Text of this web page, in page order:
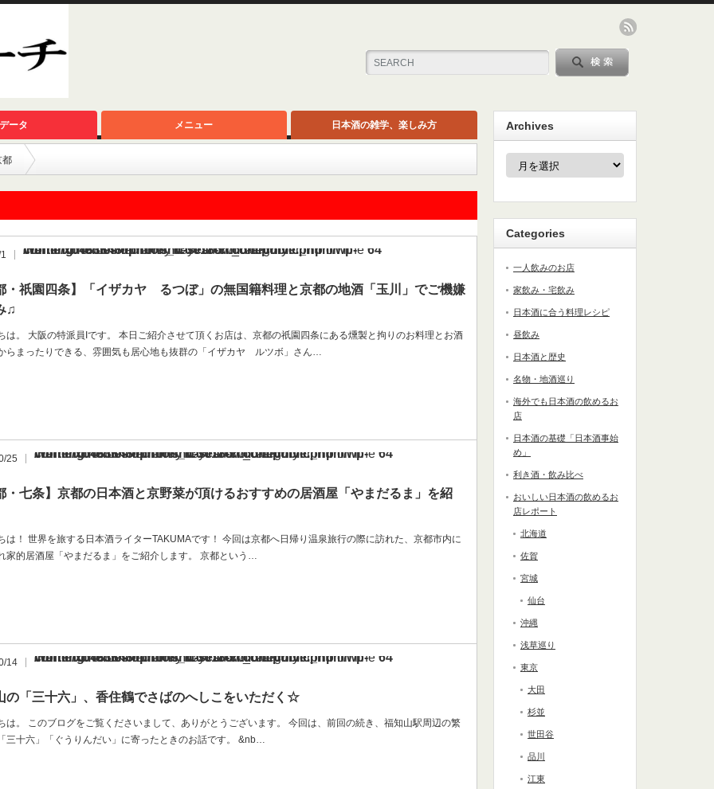
ータ メニュー 日本酒の雑学、楽しみ方
都
Warning: Undefined array key "show_category" in
/home/xb483848/nihonshu-search.com/public_html/wp-content/themes/opinion_tcd018-child/archive.phpon line 64
・祇園四条】「イザカヤ るつぼ」の無国籍料理と京都の地酒「玉川」でご機嫌
♫
は。 大阪の特派員Iです。 本日ご紹介させて頂くお店は、京都の祇園四条にある燻製と拘りのお料理とお酒
らまったりできる、雰囲気も居心地も抜群の「イザカヤ ルツボ」さん…
25 Warning: Undefined array key "show_category" in
/home/xb483848/nihonshu-search.com/public_html/wp-content/themes/opinion_tcd018-child/archive.phpon line 64
・七条】京都の日本酒と京野菜が頂けるおすすめの居酒屋「やまだるま」を紹
は！ 世界を旅する日本酒ライターTAKUMAです！ 今回は京都へ日帰り温泉旅行の際に訪れた、京都市内に
家的居酒屋「やまだるま」をご紹介します。 京都という…
14 Warning: Undefined array key "show_category" in
/home/xb483848/nihonshu-search.com/public_html/wp-content/themes/opinion_tcd018-child/archive.phpon line 64
の「三十六」、香住鶴でさばのへしこをいただく☆
は。 このブログをご覧くださいまして、ありがとうございます。 今回は、前回の続き、福知山駅周辺の繁
三十六」「ぐうりんだい」に寄ったときのお話です。 &nb…
Archives
Archives
Categories
一人飲みのお店
家飲み・宅飲み
日本酒に合う料理レシピ
昼飲み
日本酒と歴史
名物・地酒巡り
海外でも日本酒の飲めるお
店
日本酒の基礎「日本酒事始
め」
利き酒・飲み比べ
おいしい日本酒の飲めるお
店レポート
北海道
佐賀
宮城
仙台
沖縄
浅草巡り
東京
大田
杉並
世田谷
品川
江東